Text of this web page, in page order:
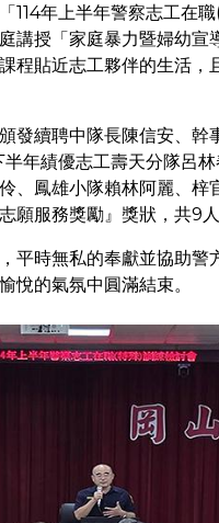
114年上半年警察志工在
講授「家庭暴力暨婦幼宣
程貼近志工夥伴的生活，
續聘中隊長陳信安、幹
年績優志工壽天分隊呂
、鳳雄小隊賴林阿麗、梓
願服務獎勵』獎狀，共9人
時無私的奉獻並協助警
悅的氣氛中圓滿結束。